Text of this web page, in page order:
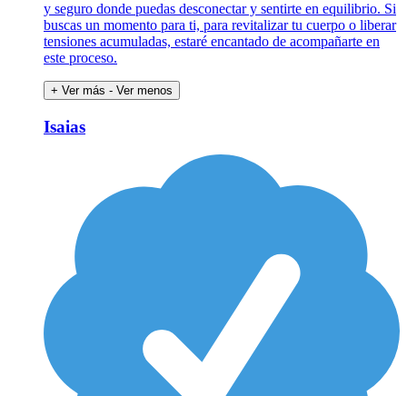
y seguro donde puedas desconectar y sentirte en equilibrio. Si
buscas un momento para ti, para revitalizar tu cuerpo o liberar
tensiones acumuladas, estaré encantado de acompañarte en
este proceso.
+ Ver más - Ver menos
Isaias